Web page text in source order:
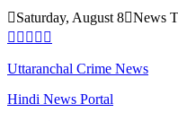
Skip
to
content
Saturday, August 8 News
Uttaranchal Crime News
Hindi News Portal